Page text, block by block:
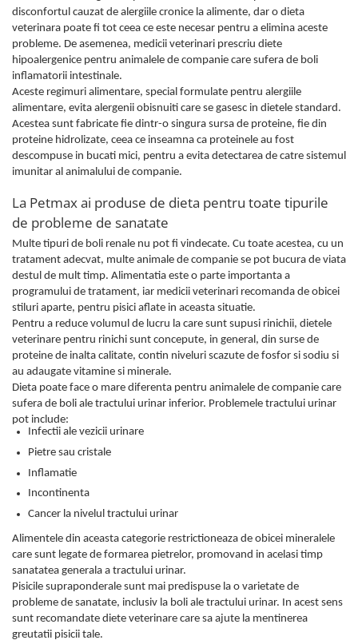
disconfortul cauzat de alergiile cronice la alimente, dar o dieta
veterinara poate fi tot ceea ce este necesar pentru a elimina aceste
probleme. De asemenea, medicii veterinari prescriu diete
hipoalergenice pentru animalele de companie care sufera de boli
inflamatorii intestinale.
Aceste regimuri alimentare, special formulate pentru alergiile
alimentare, evita alergenii obisnuiti care se gasesc in dietele standard.
Acestea sunt fabricate fie dintr-o singura sursa de proteine, fie din
proteine ​​hidrolizate, ceea ce inseamna ca proteinele au fost
descompuse in bucati mici, pentru a evita detectarea de catre sistemul
imunitar al animalului de companie.
La Petmax ai produse de dieta pentru toate tipurile
de probleme de sanatate
Multe tipuri de boli renale nu pot fi vindecate. Cu toate acestea, cu un
tratament adecvat, multe animale de companie se pot bucura de viata
destul de mult timp. Alimentatia este o parte importanta a
programului de tratament, iar medicii veterinari recomanda de obicei
stiluri aparte, pentru pisici aflate in aceasta situatie.
Pentru a reduce volumul de lucru la care sunt supusi rinichii, dietele
veterinare pentru rinichi sunt concepute, in general, din surse de
proteine ​​de inalta calitate, contin niveluri scazute de fosfor si sodiu si
au adaugate vitamine si minerale.
Dieta poate face o mare diferenta pentru animalele de companie care
sufera de boli ale tractului urinar inferior. Problemele tractului urinar
pot include:
Infectii ale vezicii urinare
Pietre sau cristale
Inflamatie
Incontinenta
Cancer la nivelul tractului urinar
Alimentele din aceasta categorie restrictioneaza de obicei mineralele
care sunt legate de formarea pietrelor, promovand in acelasi timp
sanatatea generala a tractului urinar.
Pisicile supraponderale sunt mai predispuse la o varietate de
probleme de sanatate, inclusiv la boli ale tractului urinar. In acest sens
sunt recomandate diete veterinare care sa ajute la mentinerea
greutatii pisicii tale.